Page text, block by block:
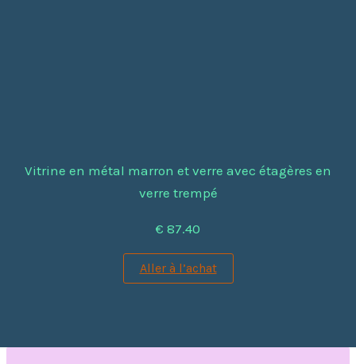
Vitrine en métal marron et verre avec étagères en
verre trempé
€ 87.40
Aller à l’achat